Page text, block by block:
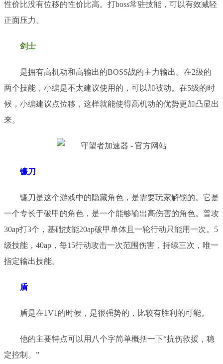
性价比没有位移的性价比高。 打boss常驻技能， 可以有效减轻
正面压力 。
剑士
是拥有高机动和高输出的BOSS战的主力输出。在2级的
两个技能，小编是不太建议使用的，可以加被动。在5级的时
候，小编建议点位移，这样就能使得高机动的优势更加凸显出
来。
镰刀
镰刀是这个游戏中的隐藏角色，是需要玩家解锁的。它是
一个专长于破甲的角色，是一个能够输出高伤害的角色。 普攻
30ap打3个，基础技能20ap破甲单体且一轮行动只能用一次。5
级技能，40ap，每15行动攻击一次范围伤害，持续三次，唯一
指定输出技能。
盾
盾是在1V1的时候，是很强势的，比较有胜利的可能。
他的主要特点可以用八个字简单概括一下“抗伤救援，稳
定控制。 ”